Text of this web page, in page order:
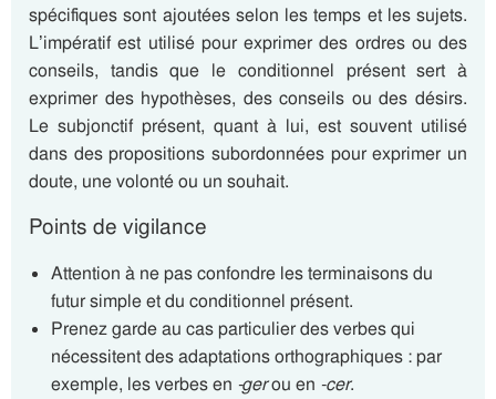
spécifiques sont ajoutées selon les temps et les sujets.
L’impératif est utilisé pour exprimer des ordres ou des
conseils, tandis que le conditionnel présent sert à
exprimer des hypothèses, des conseils ou des désirs.
Le subjonctif présent, quant à lui, est souvent utilisé
dans des propositions subordonnées pour exprimer un
doute, une volonté ou un souhait.
Points de vigilance
Attention à ne pas confondre les terminaisons du
futur simple et du conditionnel présent.
Prenez garde au cas particulier des verbes qui
nécessitent des adaptations orthographiques : par
exemple, les verbes en -gerou en -cer.